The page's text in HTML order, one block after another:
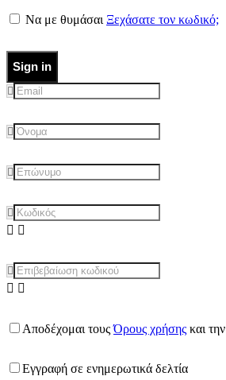
Να με θυμάσαι Ξεχάσατε τον κωδικό;
Sign in
Αποδέχομαι τουςΌρους χρήσης και την
Εγγραφή σε ενημερωτικά δελτία